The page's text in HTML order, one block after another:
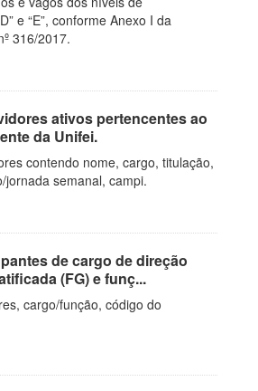
e “E”, conforme Anexo I da
316/2017.
ativos pertencentes ao
da Unifei.
contendo nome, cargo, titulação,
jornada semanal, campi.
de cargo de direção
(FG) e funç...
cargo/função, código do